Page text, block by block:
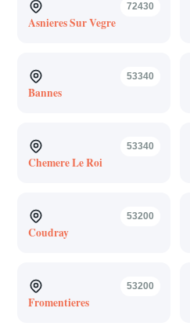
72430
Asnieres Sur Vegre
53340
Bannes
53340
Chemere Le Roi
53200
Coudray
53200
Fromentieres